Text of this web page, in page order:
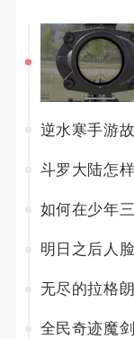
逆水寒手游
如何在少年
明日之后人